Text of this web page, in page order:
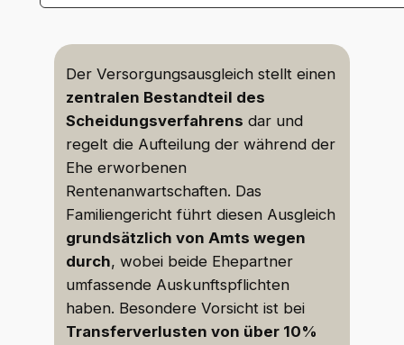
Der Versorgungsausgleich stellt einen
zentralen Bestandteil des
Scheidungsverfahrens dar und
regelt die Aufteilung der während der
Ehe erworbenen
Rentenanwartschaften. Das
Familiengericht führt diesen Ausgleich
grundsätzlich von Amts wegen
durch, wobei beide Ehepartner
umfassende Auskunftspflichten
haben. Besondere Vorsicht ist bei
Transferverlusten von über 10%